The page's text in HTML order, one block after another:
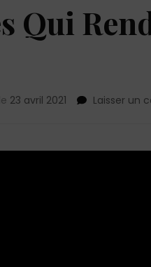
Qui
le 23 avril 2021 Laisser un